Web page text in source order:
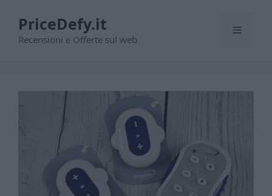
contenuto
PriceDefy.it
Recensioni e Offerte sul web
Menu